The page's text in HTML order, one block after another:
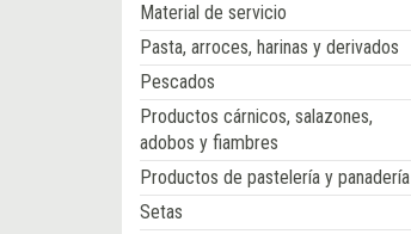
Material de servicio
Pasta, arroces, harinas y derivados
Pescados
Productos cárnicos, salazones,
adobos y fiambres
Productos de pastelería y panadería
Setas